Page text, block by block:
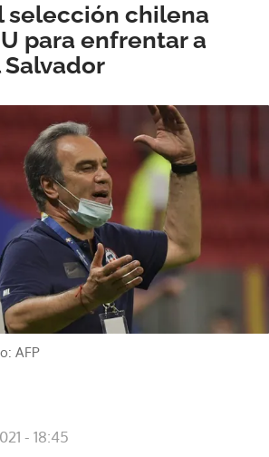
selección chilena
para enfrentar a
Salvador
AFP
- 18:45